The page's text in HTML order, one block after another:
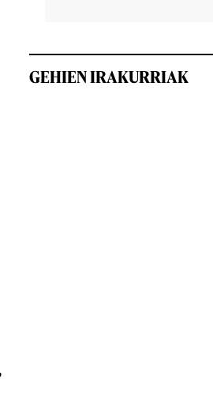
GEHIEN IRAKURRIAK